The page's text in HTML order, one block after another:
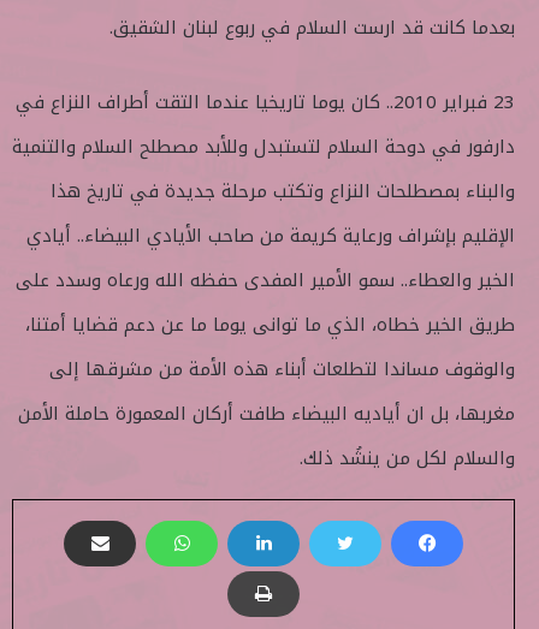
بعدما كانت قد ارست السلام في ربوع لبنان الشقيق.
23 فبراير 2010.. كان يوما تاريخيا عندما التقت أطراف النزاع في
دارفور في دوحة السلام لتستبدل وللأبد مصطلح السلام والتنمية
والبناء بمصطلحات النزاع وتكتب مرحلة جديدة في تاريخ هذا
الإقليم بإشراف ورعاية كريمة من صاحب الأيادي البيضاء.. أيادي
الخير والعطاء.. سمو الأمير المفدى حفظه الله ورعاه وسدد على
طريق الخير خطاه، الذي ما توانى يوما ما عن دعم قضايا أمتنا،
والوقوف مساندا لتطلعات أبناء هذه الأمة من مشرقها إلى
مغربها، بل ان أياديه البيضاء طافت أركان المعمورة حاملة الأمن
والسلام لكل من ينشُد ذلك.